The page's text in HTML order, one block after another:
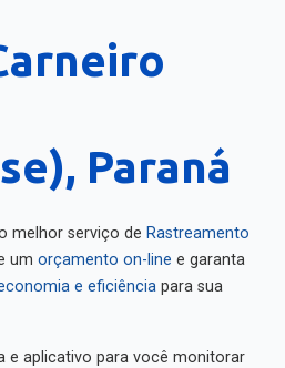
Paraná
melhor serviço de Rastreamento
um orçamento on-line e garanta
e eficiência para sua
e aplicativo para você monitorar